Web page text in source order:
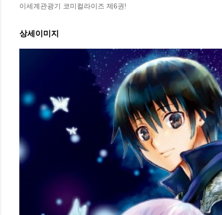
이세계관광기 코미컬라이즈 제6권!
상세이미지